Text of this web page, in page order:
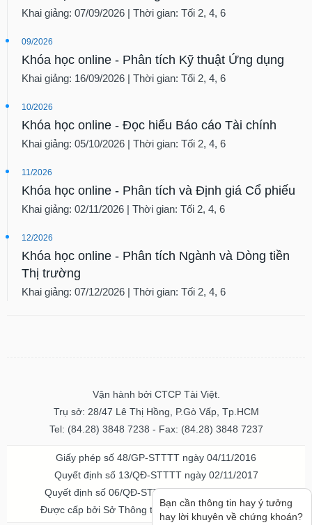
Khai giảng: 07/09/2026 | Thời gian: Tối 2, 4, 6
09/2026
Khóa học online - Phân tích Kỹ thuật Ứng dụng
Khai giảng: 16/09/2026 | Thời gian: Tối 2, 4, 6
10/2026
Khóa học online - Đọc hiểu Báo cáo Tài chính
Khai giảng: 05/10/2026 | Thời gian: Tối 2, 4, 6
11/2026
Khóa học online - Phân tích và Định giá Cổ phiếu
Khai giảng: 02/11/2026 | Thời gian: Tối 2, 4, 6
12/2026
Khóa học online - Phân tích Ngành và Dòng tiền
Thị trường
Khai giảng: 07/12/2026 | Thời gian: Tối 2, 4, 6
Vận hành bởi CTCP Tài Việt.
Trụ sở: 28/47 Lê Thị Hồng, P.Gò Vấp, Tp.HCM
Tel: (84.28) 3848 7238 - Fax: (84.28) 3848 7237
Giấy phép số 48/GP-STTTT ngày 04/11/2016
Quyết định số 13/QĐ-STTTT ngày 02/11/2017
Quyết định số 06/QĐ-STTTT-ICP ngày 20/07/2023
Được cấp bởi Sở Thông tin và Truyền thông TPHCM
Bạn cần thông tin hay ý tưởng
hay lời khuyên về chứng khoán?